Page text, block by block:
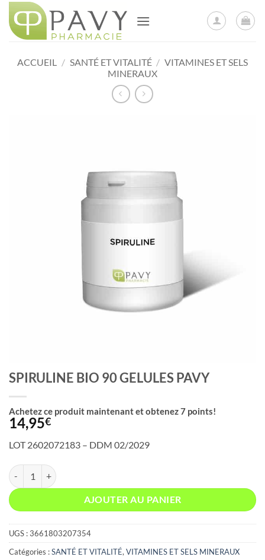
au
contenu
ACCUEIL / SANTÉ ET VITALITÉ / VITAMINES ET SELS
MINERAUX
SPIRULINE BIO 90 GELULES PAVY
Achetez ce produit maintenant et obtenez7 points!
14,95€
LOT 2602072183 – DDM 02/2029
quantité de SPIRULINE BIO 90 GELULES PAVY
AJOUTER AU PANIER
UGS :3661803207354
Catégories :SANTÉ ET VITALITÉ, VITAMINES ET SELS MINERAUX